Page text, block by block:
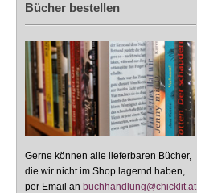
Bücher bestellen
Gerne können alle lieferbaren Bücher,
die wir nicht im Shop lagernd haben,
per Email an buchhandlung@chicklit.at